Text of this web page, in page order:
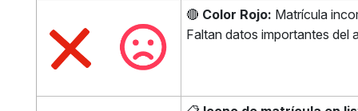
🔴 Color Rojo: Matrícula
Faltan datos importantes del